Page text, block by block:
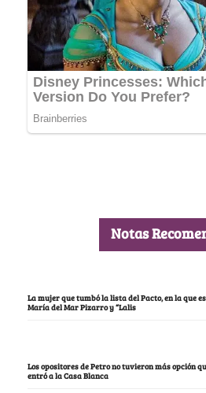
Notas
La mujer que tumbó la lista del Pacto, en la que
María del Mar Pizarro y “Lalis
Los opositores de Petro no tuvieron más opción
entró a la Casa Blanca